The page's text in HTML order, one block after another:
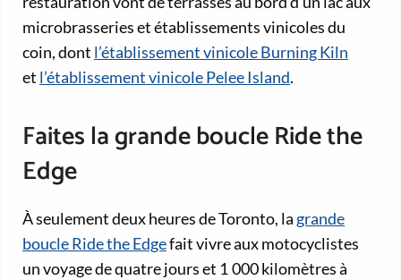
microbrasseries et établissements vinicoles du
coin, dont l’établissement vinicole Burning Kiln
et l’établissement vinicole Pelee Island.
Faites la grande boucle Ride the
Edge
À seulement deux heures de Toronto, la grande
boucle Ride the Edgefait vivre aux motocyclistes
un voyage de quatre jours et 1 000 kilomètres à